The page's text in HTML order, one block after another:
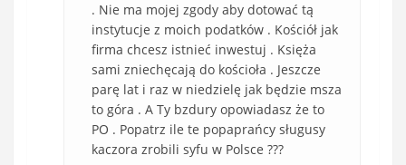
. Nie ma mojej zgody aby dotować tą
instytucje z moich podatków . Kościół jak
firma chcesz istnieć inwestuj . Księża
sami zniechęcają do kościoła . Jeszcze
parę lat i raz w niedzielę jak będzie msza
to góra . A Ty bzdury opowiadasz że to
PO . Popatrz ile te popaprańcy sługusy
kaczora zrobili syfu w Polsce ???